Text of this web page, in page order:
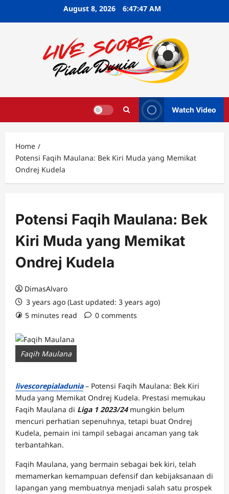
August 8, 2026 6:47:48 AM
Watch Video
Home
Potensi Faqih Maulana: Bek Kiri Muda yang Memikat
Ondrej Kudela
Potensi Faqih Maulana: Bek
Kiri Muda yang Memikat
Ondrej Kudela
DimasAlvaro
3 years ago (Last updated: 3 years ago)
5 minutes read
0 comments
Faqih Maulana
livescorepialadunia– Potensi Faqih Maulana: Bek Kiri
Muda yang Memikat Ondrej Kudela. Prestasi memukau
Faqih Maulana di Liga 1 2023/24mungkin belum
mencuri perhatian sepenuhnya, tetapi buat Ondrej
Kudela, pemain ini tampil sebagai ancaman yang tak
terbantahkan.
Faqih Maulana, yang bermain sebagai bek kiri, telah
memamerkan kemampuan defensif dan kebijaksanaan di
lapangan yang membuatnya menjadi salah satu prospek